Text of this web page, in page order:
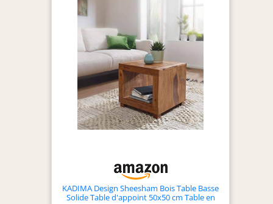
KADIMA Design Sheesham Bois Table Basse
Solide Table d'appoint 50x50 cm Table en